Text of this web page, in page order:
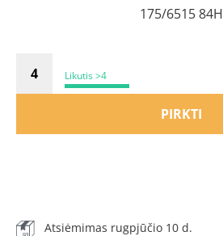
175/6515 84H
Likutis >4
PIRKTI
Atsiėmimas rugpjūčio 10 d.